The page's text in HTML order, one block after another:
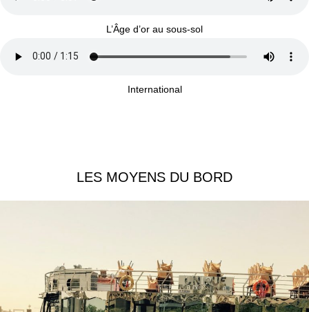
L’Âge d’or au sous-sol
International
LES MOYENS DU BORD